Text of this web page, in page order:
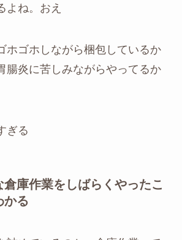
よね。おえ
ホゴホしながら梱包しているか
腸炎に苦しみながらやってるか
ぎる
庫作業をしばらくやったこ
かる